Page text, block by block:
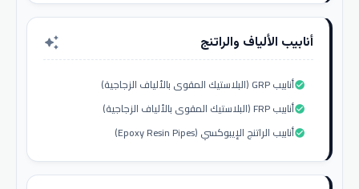
أنابيب الألياف والراتنج auto_awesome
أنابيب GRP (البلاستيك المقوى بالألياف الزجاجية)check_circle
أنابيب FRP (البلاستيك المقوى بالألياف الزجاجية)check_circle
أنابيب الراتنج الإيبوكسي (Epoxy Resin Pipes)check_circle